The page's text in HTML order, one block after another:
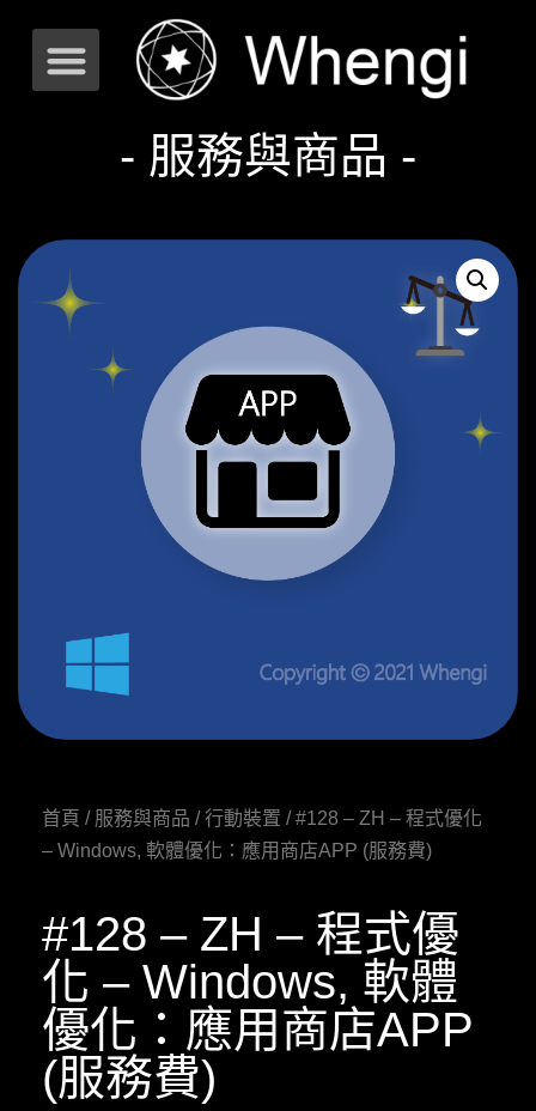
- 服務與商品 -
首頁 / 服務與商品 /行動裝置 / #128 – ZH – 程式優化
– Windows, 軟體優化：應用商店APP (服務費)
#128 – ZH – 程式優
化 – Windows, 軟體
優化：應用商店APP
(服務費)